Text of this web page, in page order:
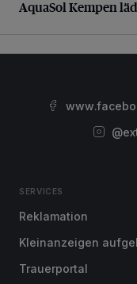
AquaSol Kempen
SERVICES
Reklamation
Kleinanzeigen
Trauerportal